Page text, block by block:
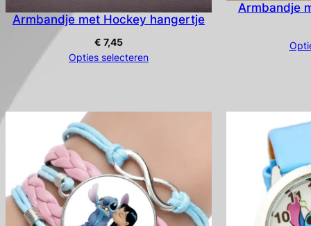
Armbandje met Hockey hangertje
€ 7,45
Opties selecteren
Armbandje